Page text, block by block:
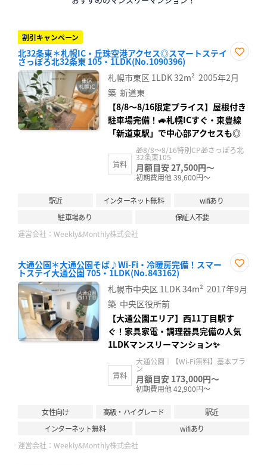
割引キャンペーン
北32条東＊札幌IC・丘珠空港アクセス◎スマートステイ
さっぽろ北32条東 105・1LDK(No.1090396)
に入
り登
札幌市東区 1LDK32m² 2005年2月
築 新道東
【8/8〜8/16限定プライス】屋根付き
駐車場完備！🚙札幌ICすぐ・東豊線
「新道東駅」で中心部アクセスも◎
賃料
🎁8/8～8/16特別CP🎁さっぽろ北
32条東105
月額目安 27,500円～
初期費用他 39,600円～
駅近 インターネット無料
wifiあり
駐車場あり
保証人不要
運営会社： Weekly&Monthly株式会社
大通公園＊大通公園そば♪Wi-Fi・冷暖房完備！スマー
トステイ大通公園 705・1LDK(No.843162)
に入
り登
札幌市中央区 1LDK34m² 2017年9月
築 中央区役所前
【大通公園エリア】西11丁目駅す
ぐ！家具家電・調理器具完備の人気
1LDKマンスリーマンション✨
賃料
大通公園｜【Wi-Fi無料】基本プラ
ン
月額目安 173,000円～
初期費用他 42,900円～
女性向け 高級・ハイグレード
駅近
インターネット無料
wifiあり
運営会社： Weekly&Monthly株式会社